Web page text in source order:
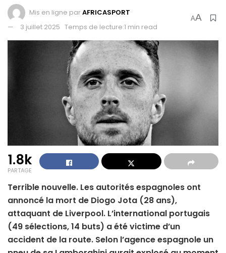
Mis en ligne parAFRICASPORT
3 juillet 2025 Temps de lecture:1 min read
AA
1.8k
PARTAGE
Terrible nouvelle. Les autorités espagnoles ont
annoncé la mort de Diogo Jota (28 ans),
attaquant de Liverpool. L’international portugais
(49 sélections, 14 buts) a été victime d’un
accident de la route. Selon l’agence espagnole un